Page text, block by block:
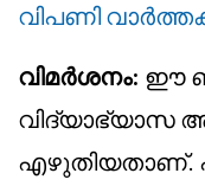
വിപണി
വിമർശനം: ഈ
വിദ്യാഭ്യാസ
എഴുതിയതാണ്.